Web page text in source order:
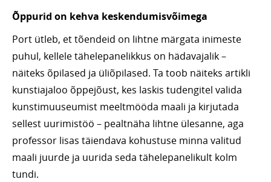
Õppurid on kehva keskendumisvõimega
Port ütleb, et tõendeid on lihtne märgata inimeste
puhul, kellele tähelepanelikkus on hädavajalik –
näiteks õpilased ja üliõpilased. Ta toob näiteks artikli
kunstiajaloo õppejõust, kes laskis tudengitel valida
kunstimuuseumist meeltmööda maali ja kirjutada
sellest uurimistöö – pealtnäha lihtne ülesanne, aga
professor lisas täiendava kohustuse minna valitud
maali juurde ja uurida seda tähelepanelikult kolm
tundi.